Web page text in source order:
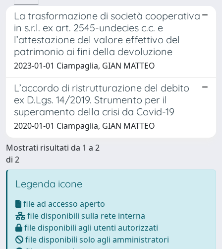
La trasformazione di società cooperativa
in s.r.l. ex art. 2545-undecies c.c. e
l’attestazione del valore effettivo del
patrimonio ai fini della devoluzione
2023-01-01 Ciampaglia, GIAN MATTEO
L’accordo di ristrutturazione del debito
ex D.Lgs. 14/2019. Strumento per il
superamento della crisi da Covid-19
2020-01-01 Ciampaglia, GIAN MATTEO
Mostrati risultati da 1 a 2
di 2
Legenda icone
file ad accesso aperto
file disponibili sulla rete interna
file disponibili agli utenti autorizzati
file disponibili solo agli amministratori